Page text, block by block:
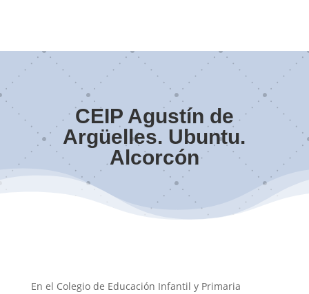
CEIP Agustín de
Argüelles. Ubuntu.
Alcorcón
En el Colegio de Educación Infantil y Primaria